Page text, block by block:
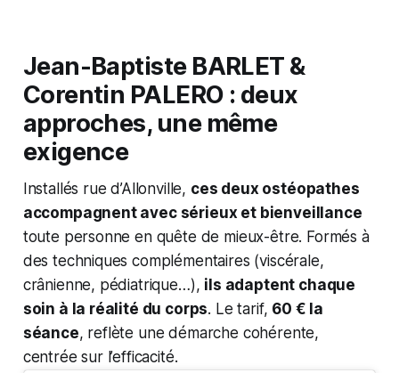
Jean-Baptiste BARLET &
Corentin PALERO : deux
approches, une même
exigence
Installés rue d’Allonville, ces deux ostéopathes
accompagnent avec sérieux et bienveillance
toute personne en quête de mieux-être. Formés à
des techniques complémentaires (viscérale,
crânienne, pédiatrique…), ils adaptent chaque
soin à la réalité du corps. Le tarif, 60 € la
séance, reflète une démarche cohérente,
centrée sur l’efficacité.